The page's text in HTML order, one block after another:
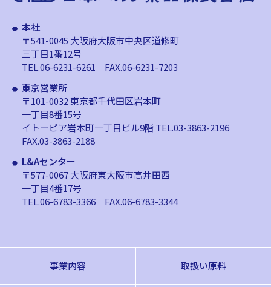
本社
〒541-0045 大阪府大阪市中央区道修町
三丁目1番12号
TEL.06-6231-6261 FAX.06-6231-7203
東京営業所
〒101-0032 東京都千代田区岩本町
一丁目8番15号
イトーピア岩本町一丁目ビル9階TEL.03-3863-2196
FAX.03-3863-2188
L&Aセンター
〒577-0067 大阪府東大阪市高井田西
一丁目4番17号
TEL.06-6783-3366 FAX.06-6783-3344
事業内容 取扱い原料